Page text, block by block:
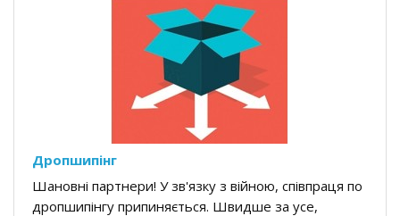
Дропшипінг
Шановні партнери! У зв'язку з війною, співпраця по
дропшипінгу припиняється. Швидше за усе,